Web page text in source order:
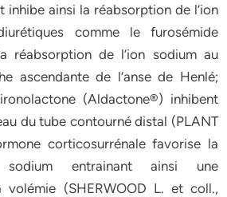
inhibe ainsi la réabsorption de l’ion
comme le furosémide
réabsorption de l’ion sodium au
ascendante de l’anse de Henlé;
(Aldactone®) inhibent
du tube contourné distal (PLANT
corticosurrénale favorise la
entrainant ainsi une
volémie (SHERWOOD L. et coll.,